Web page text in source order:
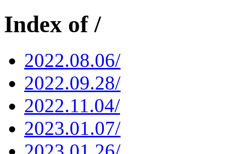
Index of /
2022.08.06/
2022.09.28/
2022.11.04/
2023.01.07/